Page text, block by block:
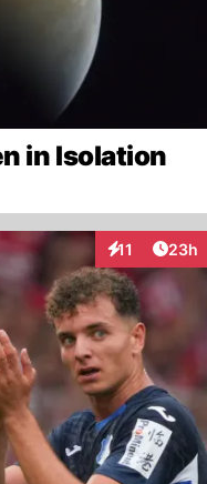
in Isolation
11
Interaktionen
23h